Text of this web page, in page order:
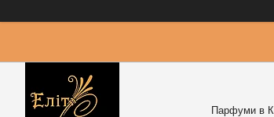
Парфуми в